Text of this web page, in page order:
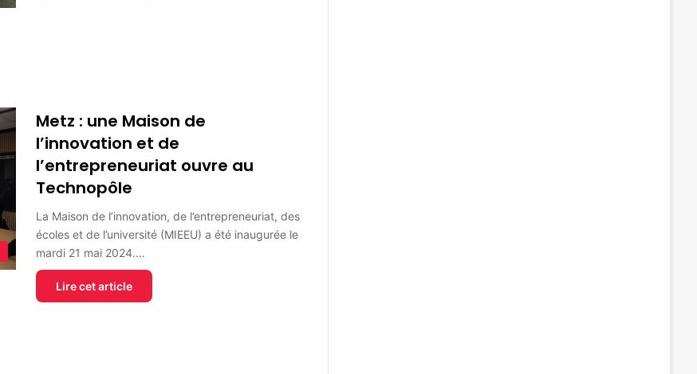
Metz : une Maison de
l’innovation et de
l’entrepreneuriat ouvre au
Technopôle
La Maison de l’innovation, de l’entrepreneuriat, des
écoles et de l’université (MIEEU) a été inaugurée le
mardi 21 mai 2024.…
Lire cet article